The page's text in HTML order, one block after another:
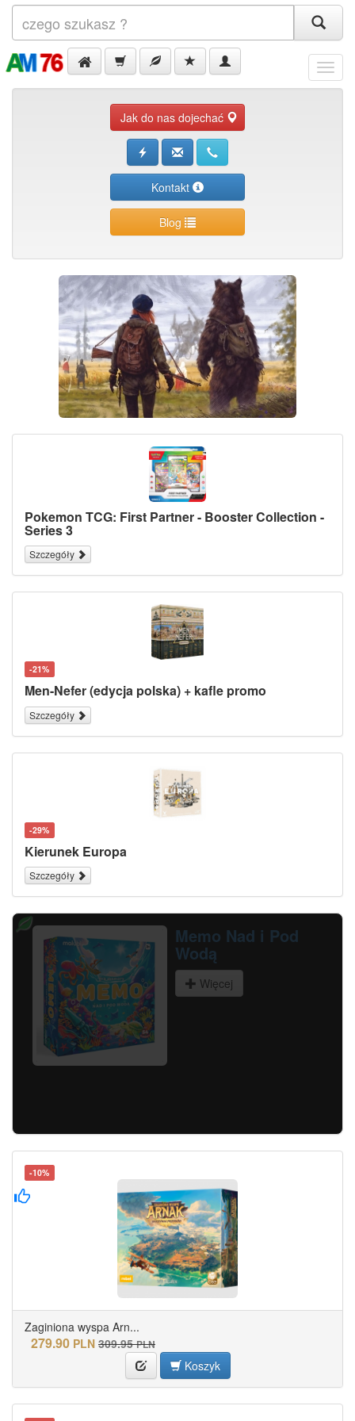
Menu
Jak do nas dojechać
Kontakt
Blog
Pokemon TCG: First Partner - Booster Collection -
Series 3
Szczegóły
-21%
Men-Nefer (edycja polska) + kafle promo
Szczegóły
-29%
Kierunek Europa
Szczegóły
Memo Leśne Życie
Więcej
-10%
Zaginiona wyspa Arn...
279.90 PLN 309.95 PLN
Koszyk